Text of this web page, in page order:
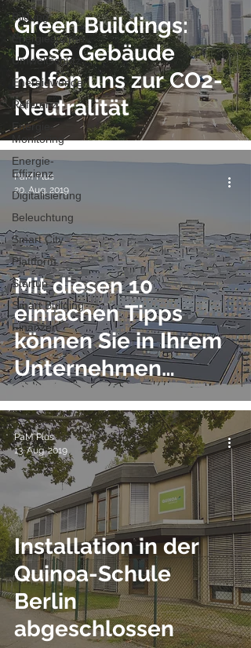
Bildung
Energiesparen
Umweltschutz
Energiewende
Referenz
Energie-
Monitoring
Energie-
Effizienz
Digitalisierung
Beleuchtung
Smart City
Plattform
Startup
Smart Building
Finanzen
Green Buildings:
Diese Gebäude
helfen uns zur CO2-
Neutralität
Mit diesen 10
einfachen Tipps
können Sie in Ihrem
Unternehmen
Energie sparen!
PaM Plus
20. Aug. 2019
Installation in der
Quinoa-Schule
Berlin
abgeschlossen
PaM Plus
13. Aug. 2019